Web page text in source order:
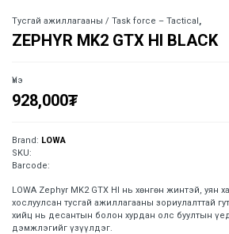
Тусгай ажиллагааны / Task force – Tactical,
ZEPHYR MK2 GTX HI BLACK
Үнэ
928,000₮
Brand: LOWA
SKU:
Barcode:
LOWA Zephyr MK2 GTX HI нь хөнгөн жинтэй, уян
хослуулсан тусгай ажиллагааны зориулалттай
хийц нь десантын болон хурдан олс буултын
дэмжлэгийг үзүүлдэг.